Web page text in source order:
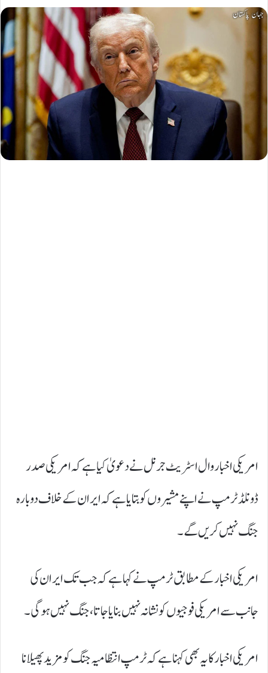
امریکی اخبار وال اسٹریٹ جرنل نے دعویٰ کیا ہے کہ امریکی صدر
ڈونلڈ ٹرمپ نے اپنے مشیروں کو بتایا ہے کہ ایران کے خلاف دوبارہ
جنگ نہیں کریں گے۔
امریکی اخبار کے مطابق ٹرمپ نے کہا ہے کہ جب تک ایران کی
جانب سے امریکی فوجیوں کو نشانہ نہیں بنایا جاتا، جنگ نہیں ہوگی۔
امریکی اخبار کا یہ بھی کہنا ہے کہ ٹرمپ انتظامیہ جنگ کو مزید پھیلانا